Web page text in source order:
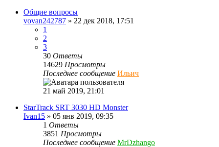
Общие вопросы
vovan242787 » 22 дек 2018, 17:51
1
2
3
30 Ответы
14629 Просмотры
Последнее сообщение Ильич
21 май 2019, 21:01
StarTrack SRT 3030 HD Monster
Ivan15 » 05 янв 2019, 09:35
1 Ответы
3851 Просмотры
Последнее сообщение MrDzhango